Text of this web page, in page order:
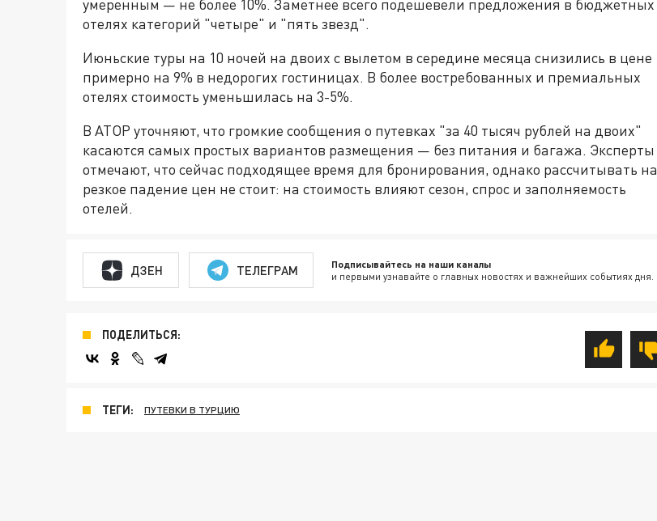
умеренным — не более 10%. Заметнее всего подешевели предложения в бюджетных
отелях категорий "четыре" и "пять звезд".
Июньские туры на 10 ночей на двоих с вылетом в середине месяца снизились в цене
примерно на 9% в недорогих гостиницах. В более востребованных и премиальных
отелях стоимость уменьшилась на 3-5%.
В АТОР уточняют, что громкие сообщения о путевках "за 40 тысяч рублей на двоих"
касаются самых простых вариантов размещения — без питания и багажа. Эксперты
отмечают, что сейчас подходящее время для бронирования, однако рассчитывать на
резкое падение цен не стоит: на стоимость влияют сезон, спрос и заполняемость
отелей.
ДЗЕН ТЕЛЕГРАМ Подписывайтесь на наши каналы
и первыми узнавайте о главных новостях и важнейших событиях дня.
ПОДЕЛИТЬСЯ:
ТЕГИ: ПУТЕВКИ В ТУРЦИЮ